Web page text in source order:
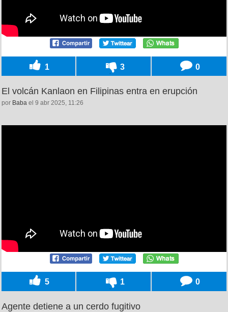
1 3 0
El volcán Kanlaon en Filipinas entra en erupción
por Baba el 9 abr 2025, 11:26
5 1 0
Agente detiene a un cerdo fugitivo